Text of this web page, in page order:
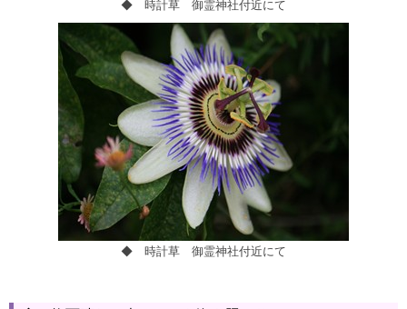
◆ 時計草 御霊神社付近にて
◆ 時計草 御霊神社付近にて